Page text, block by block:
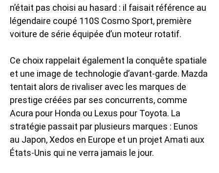
n’était pas choisi au hasard : il faisait référence au
légendaire coupé 110S Cosmo Sport, première
voiture de série équipée d’un moteur rotatif.
Ce choix rappelait également la conquête spatiale
et une image de technologie d’avant-garde. Mazda
tentait alors de rivaliser avec les marques de
prestige créées par ses concurrents, comme
Acura pour Honda ou Lexus pour Toyota. La
stratégie passait par plusieurs marques : Eunos
au Japon, Xedos en Europe et un projet Amati aux
États-Unis qui ne verra jamais le jour.